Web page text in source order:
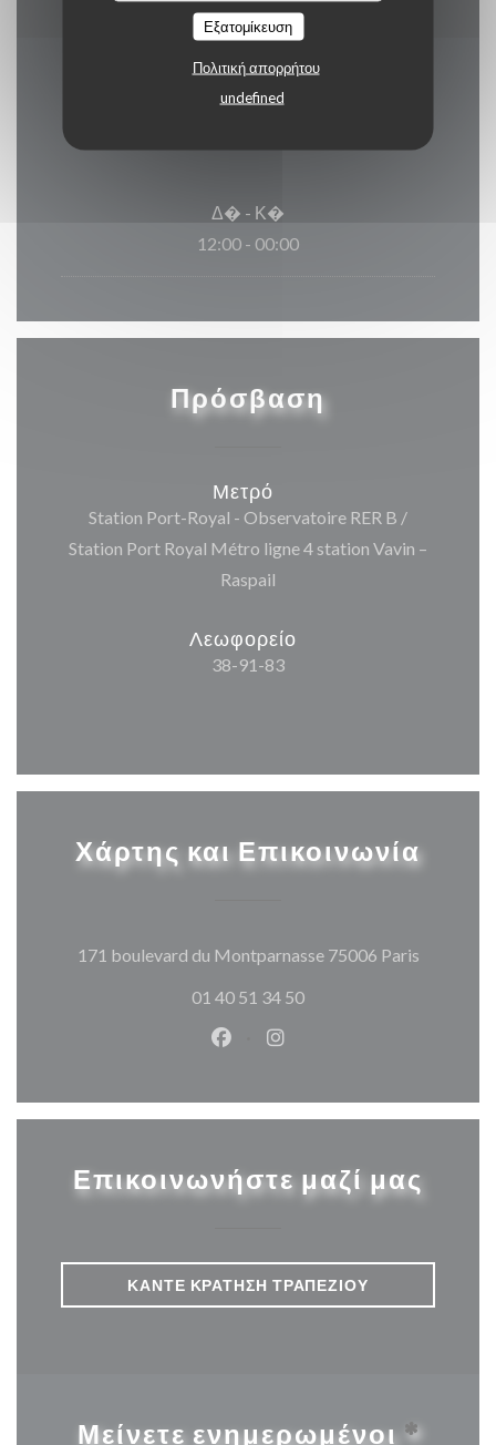
Εξατομίκευση
Πολιτική απορρήτου
undefined
Ώρες λειτουργίας
Δ� - Κ�
12:00 - 00:00
Πρόσβαση
Μετρό
Station Port-Royal - Observatoire RER B /
Station Port Royal Métro ligne 4 station Vavin –
Raspail
Λεωφορείο
38-91-83
Χάρτης και Επικοινωνία
171 boulevard du Montparnasse 75006 Paris
01 40 51 34 50
Facebook ((ανοίγει σε νέο
Instagram ((ανοίγει σε
Επικοινωνήστε μαζί μας
ΚΆΝΤΕ ΚΡΆΤΗΣΗ ΤΡΑΠΕΖΙΟΎ
Μείνετε ενημερωμένοι *